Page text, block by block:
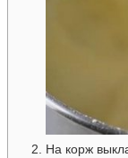
На корж